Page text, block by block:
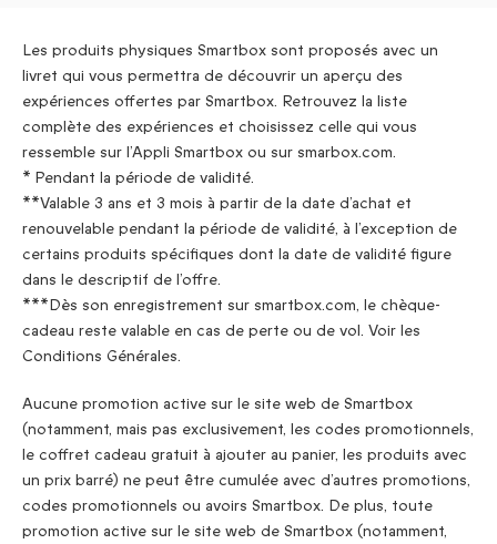
Les produits physiques Smartbox sont proposés avec un
livret qui vous permettra de découvrir un aperçu des
expériences offertes par Smartbox. Retrouvez la liste
complète des expériences et choisissez celle qui vous
ressemble sur l’Appli Smartbox ou sur smarbox.com.
* Pendant la période de validité.
**Valable 3 ans et 3 mois à partir de la date d’achat et
renouvelable pendant la période de validité, à l’exception de
certains produits spécifiques dont la date de validité figure
dans le descriptif de l’offre.
***Dès son enregistrement sur smartbox.com, le chèque-
cadeau reste valable en cas de perte ou de vol. Voir les
Conditions Générales.
Aucune promotion active sur le site web de Smartbox
(notamment, mais pas exclusivement, les codes promotionnels,
le coffret cadeau gratuit à ajouter au panier, les produits avec
un prix barré) ne peut être cumulée avec d’autres promotions,
codes promotionnels ou avoirs Smartbox. De plus, toute
promotion active sur le site web de Smartbox (notamment,